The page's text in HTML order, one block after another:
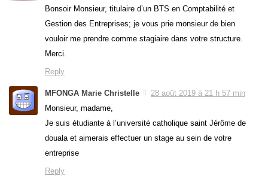
Bonsoir Monsieur, titulaire d’un BTS en Comptabilité et
Gestion des Entreprises; je vous prie monsieur de bien
vouloir me prendre comme stagiaire dans votre structure.
Merci.
Reply
MFONGA Marie Christelle
28 août 2019 à 21 h 57 min
Monsieur, madame,
Je suis étudiante à l’université catholique saint Jérôme de
douala et aimerais effectuer un stage au sein de votre
entreprise
Reply